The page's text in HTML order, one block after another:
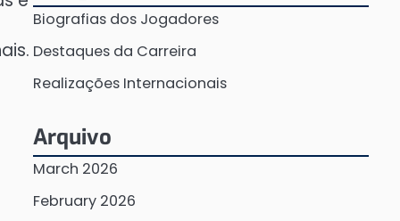
Biografias dos Jogadores
Destaques da Carreira
Realizações Internacionais
Arquivo
March 2026
February 2026